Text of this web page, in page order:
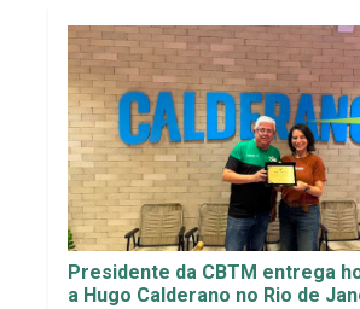
Presidente da CBTM entrega
a Hugo Calderano no Rio de